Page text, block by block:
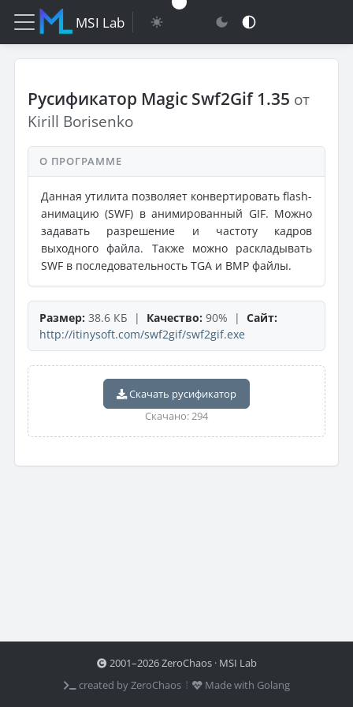
MSI Lab
Русификатор Magic Swf2Gif 1.35 от
Kirill Borisenko
О ПРОГРАММЕ
Данная утилита позволяет конвертировать flash-
анимацию (SWF) в анимированный GIF. Можно
задавать разрешение и частоту кадров
выходного файла. Также можно раскладывать
SWF в последовательность TGA и BMP файлы.
Размер: 38.6 КБ | Качество: 90% | Сайт:
http://itinysoft.com/swf2gif/swf2gif.exe
Скачать русификатор
Скачано: 294
2001–2026 ZeroChaos · MSI Lab
created by ZeroChaos ⦙
Made with Golang